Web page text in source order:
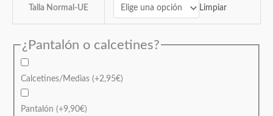
Talla Normal-UE Limpiar
¿Pantalón o calcetines?
Calcetines/Medias(+2,95€)
Pantalón(+9,90€)